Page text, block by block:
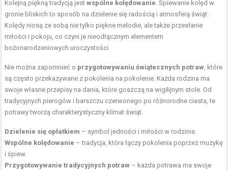
Kolejną piękną tradycją jestwspólne kolędowanie. Śpiewanie kolęd w
gronie bliskich to sposób na dzielenie się radością i atmosferą świąt.
Kolędy niosą ze sobą nie tylko piękne melodie, ale także przesłanie
miłości i pokoju, co czyni je nieodłącznym elementem
bożonarodzeniowych uroczystości.
Nie można zapomnieć o przygotowywaniu świątecznych potraw, które
są często przekazywane z pokolenia na pokolenie. Każda rodzina ma
swoje własne przepisy na dania, które goszczą na wigilijnym stole. Od
tradycyjnych pierogów i barszczu czerwonego po różnorodne ciasta, te
potrawy tworzą charakterystyczny klimat świąt.
Dzielenie się opłatkiem – symbol jedności i miłości w rodzinie.
Wspólne kolędowanie – tradycja, która łączy pokolenia poprzez muzykę
i śpiew.
Przygotowywanie tradycyjnych potraw – każda potrawa ma swoje